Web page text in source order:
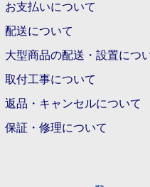
お支払いについて
配送について
大型商品の配送・設置につ
取付工事について
返品・キャンセルについて
保証・修理について